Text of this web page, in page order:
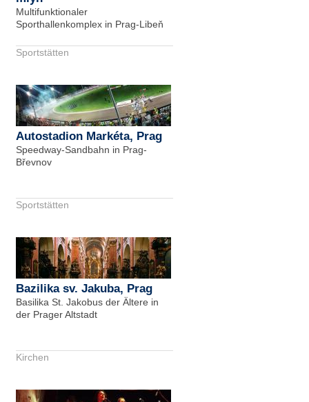
Multifunktionaler
Sporthallenkomplex in Prag-Libeň
Sportstätten
Autostadion Markéta, Prag
Speedway-Sandbahn in Prag-
Břevnov
Sportstätten
Bazilika sv. Jakuba, Prag
Basilika St. Jakobus der Ältere in
der Prager Altstadt
Kirchen